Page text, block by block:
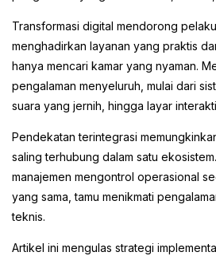
Transformasi digital mendorong
menghadirkan layanan yang praktis
hanya mencari kamar yang nyaman.
pengalaman menyeluruh, mulai dari
suara yang jernih, hingga layar
Pendekatan terintegrasi
saling terhubung dalam satu
manajemen mengontrol operasional
yang sama, tamu menikmati
teknis.
Artikel ini mengulas strategi